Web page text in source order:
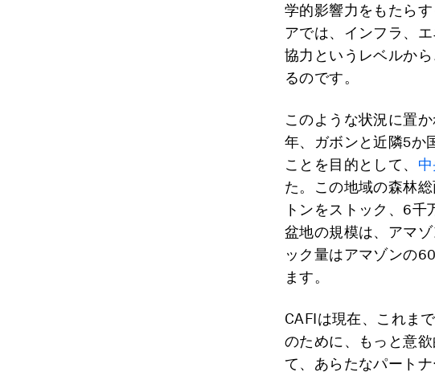
学的影響力をもたら
アでは、インフラ、
協力というレベルか
るのです。
このような状況に置
年、ガボンと近隣5か
ことを目的として、
た。この地域の森林
トンをストック、6
盆地の規模は、アマ
ック量はアマゾンの
ます。
CAFIは現在、これま
のために、もっと意
て、あらたなパート